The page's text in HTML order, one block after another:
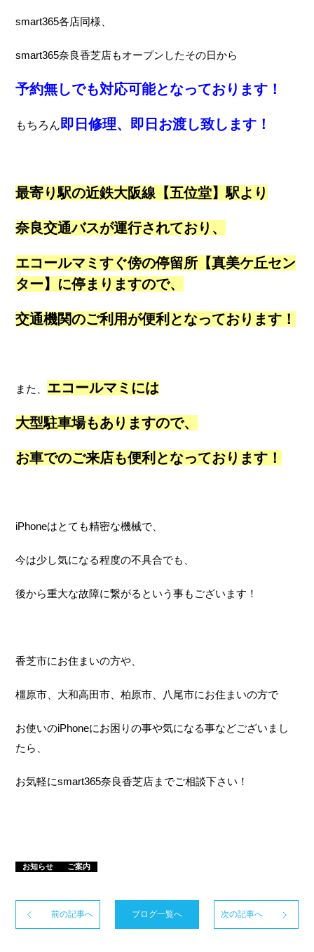
smart365各店同様、
smart365奈良香芝店もオープンしたその日から
予約無しでも対応可能となっております！
もちろん即日修理、即日お渡し致します！
最寄り駅の近鉄大阪線【五位堂】駅より
奈良交通バスが運行されており、
エコールマミすぐ傍の停留所【真美ケ丘セン
ター】に停まりますので、
交通機関のご利用が便利となっております！
また、 エコールマミには
大型駐車場もありますので、
お車でのご来店も便利となっております！
iPhoneはとても精密な機械で、
今は少し気になる程度の不具合でも、
後から重大な故障に繋がるという事もございます！
香芝市にお住まいの方や、
橿原市、大和高田市、柏原市、八尾市にお住まいの方で
お使いのiPhoneにお困りの事や気になる事などございまし
たら、
お気軽にsmart365奈良香芝店までご相談下さい！
お知らせ ご案内
前の記事へ ブログ一覧へ 次の記事へ